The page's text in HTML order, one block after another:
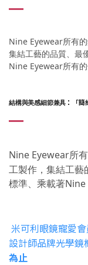
Nine Eyewear所有
集結工藝的品質、最
Nine Eyewear所有
結構與美感細節兼具 ： 「
Nine Eyewear所
工製作，集結工藝
標準、乘載著
米可利眼鏡寵愛
設計師品牌光學鏡
為止